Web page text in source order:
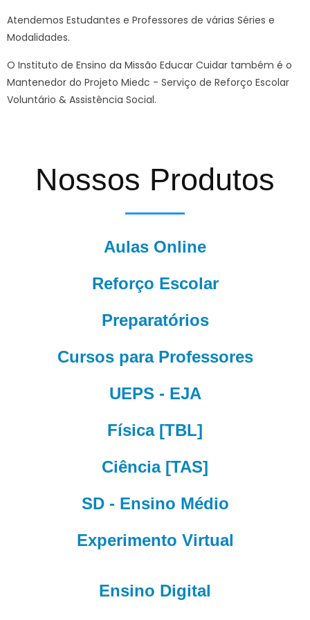
Atendemos Estudantes e Professores de várias Séries e
Modalidades.
O Instituto de Ensino da Missão Educar Cuidar também é o
Mantenedor do Projeto Miedc - Serviço de Reforço Escolar
Voluntário & Assistência Social.
Nossos Produtos
Aulas Online
Reforço Escolar
Preparatórios
Cursos para Professores
UEPS - EJA
Física [TBL]
Ciência [TAS]
SD - Ensino Médio
Experimento Virtual
Ensino Digital